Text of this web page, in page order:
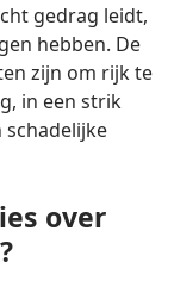
gedrag leidt,
hebben. De
zijn om rijk te
in een strik
schadelijke
over